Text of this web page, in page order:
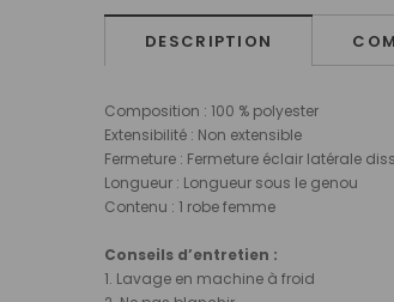
DESCRIPTION
Composition : 100 % polyester
Extensibilité : Non extensible
Fermeture : Fermeture éclair latérale
Longueur : Longueur sous le genou
Contenu : 1 robe femme
Conseils d’entretien :
1. Lavage en machine à froid